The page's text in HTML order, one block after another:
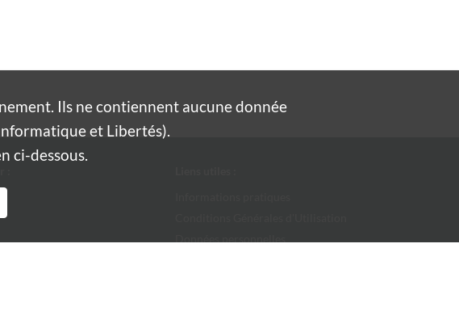
Ils ne contiennent aucune donnée
et Libertés).
ci-dessous.